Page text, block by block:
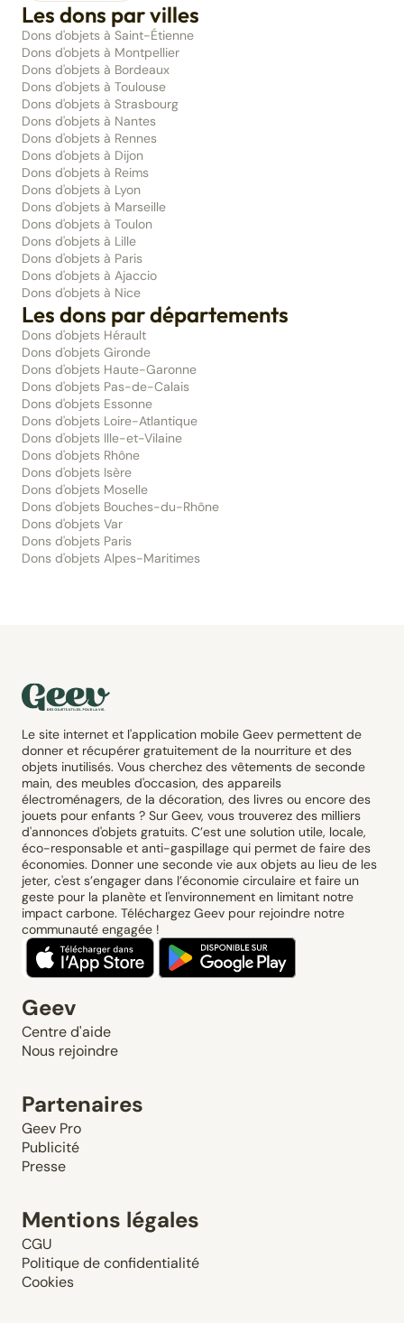
Les dons par villes
Dons d'objets à Saint-Étienne
Dons d'objets à Montpellier
Dons d'objets à Bordeaux
Dons d'objets à Toulouse
Dons d'objets à Strasbourg
Dons d'objets à Nantes
Dons d'objets à Rennes
Dons d'objets à Dijon
Dons d'objets à Reims
Dons d'objets à Lyon
Dons d'objets à Marseille
Dons d'objets à Toulon
Dons d'objets à Lille
Dons d'objets à Paris
Dons d'objets à Ajaccio
Dons d'objets à Nice
Les dons par départements
Dons d'objets Hérault
Dons d'objets Gironde
Dons d'objets Haute-Garonne
Dons d'objets Pas-de-Calais
Dons d'objets Essonne
Dons d'objets Loire-Atlantique
Dons d'objets Ille-et-Vilaine
Dons d'objets Rhône
Dons d'objets Isère
Dons d'objets Moselle
Dons d'objets Bouches-du-Rhône
Dons d'objets Var
Dons d'objets Paris
Dons d'objets Alpes-Maritimes
Le site internet et l'application mobile Geev permettent de
donner et récupérer gratuitement de la nourriture et des
objets inutilisés. Vous cherchez des vêtements de seconde
main, des meubles d'occasion, des appareils
électroménagers, de la décoration, des livres ou encore des
jouets pour enfants ? Sur Geev, vous trouverez des milliers
d'annonces d'objets gratuits. C’est une solution utile, locale,
éco-responsable et anti-gaspillage qui permet de faire des
économies. Donner une seconde vie aux objets au lieu de les
jeter, c'est s’engager dans l’économie circulaire et faire un
geste pour la planète et l'environnement en limitant notre
impact carbone. Téléchargez Geev pour rejoindre notre
communauté engagée !
Geev
Centre d'aide
Nous rejoindre
Partenaires
Geev Pro
Publicité
Presse
Mentions légales
CGU
Politique de confidentialité
Cookies